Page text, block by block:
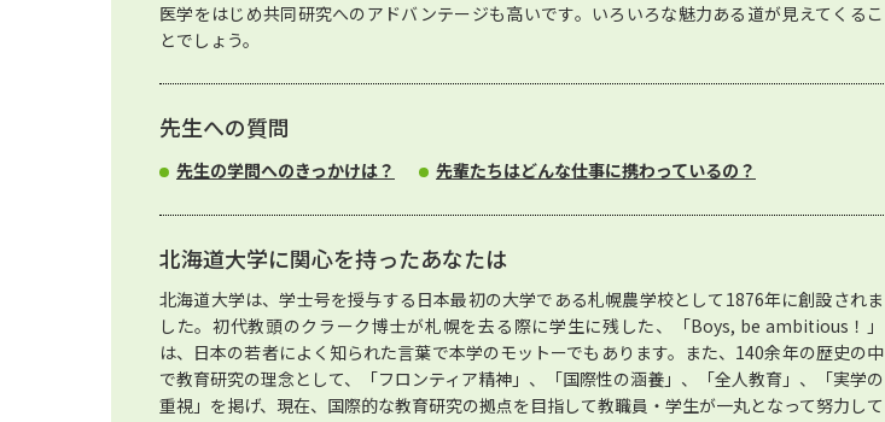
医学をはじめ共同研究へのアドバンテージも高いです。いろいろな魅力ある道が見えてくるこ
とでしょう。
先生への質問
先生の学問へのきっかけは？ 先輩たちはどんな仕事に携わっているの？
北海道大学に関心を持ったあなたは
北海道大学は、学士号を授与する日本最初の大学である札幌農学校として1876年に創設されま
した。初代教頭のクラーク博士が札幌を去る際に学生に残した、「Boys, be ambitious！」
は、日本の若者によく知られた言葉で本学のモットーでもあります。また、140余年の歴史の中
で教育研究の理念として、「フロンティア精神」、「国際性の涵養」、「全人教育」、「実学の
重視」を掲げ、現在、国際的な教育研究の拠点を目指して教職員・学生が一丸となって努力して